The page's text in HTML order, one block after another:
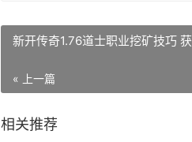
新开传奇1.76道士职业挖矿技巧
« 上一篇
相关推荐